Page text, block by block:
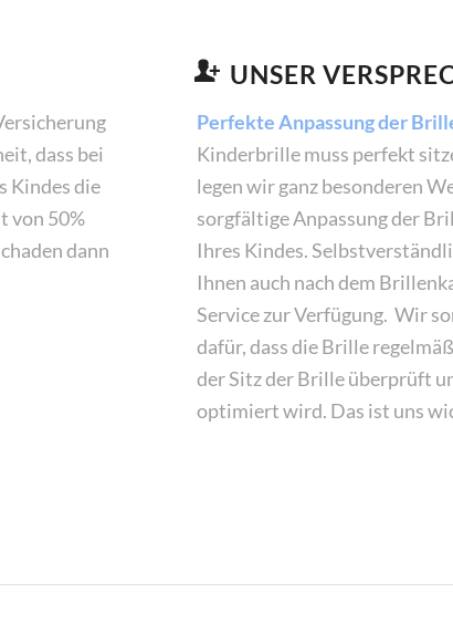
dass bei
Kindes die
von 50%
dann
UNSER
Perfekte Anpassung der
Kinderbrille muss perfekt
legen wir ganz besonderen
sorgfältige Anpassung der
Ihres Kindes.
Ihnen auch nach dem
Service zur Verfügung. Wir
dafür, dass die Brille
der Sitz der Brille überprüft
optimiert wird. Das ist uns